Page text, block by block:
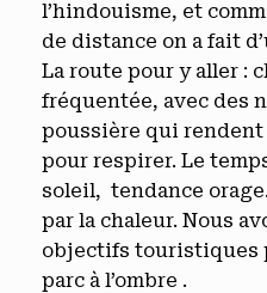
l’hindouisme, et
de distance on a fait
La route pour y aller :
fréquentée, avec des
poussière qui
pour respirer. Le
soleil, tendance
par la chaleur. Nous
objectifs touristiques
parc à l’ombre .